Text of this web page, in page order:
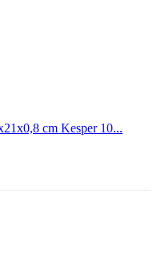
cm Kesper 10...